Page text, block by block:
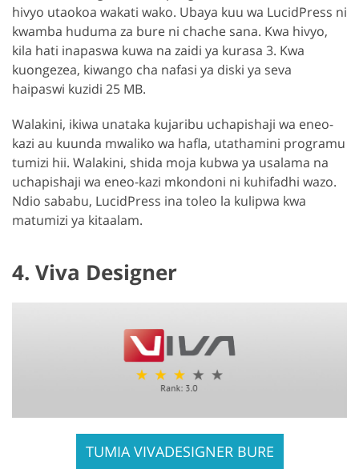
hivyo utaokoa wakati wako. Ubaya kuu wa LucidPress ni
kwamba huduma za bure ni chache sana. Kwa hivyo,
kila hati inapaswa kuwa na zaidi ya kurasa 3. Kwa
kuongezea, kiwango cha nafasi ya diski ya seva
haipaswi kuzidi 25 MB.
Walakini, ikiwa unataka kujaribu uchapishaji wa eneo-
kazi au kuunda mwaliko wa hafla, utathamini programu
tumizi hii. Walakini, shida moja kubwa ya usalama na
uchapishaji wa eneo-kazi mkondoni ni kuhifadhi wazo.
Ndio sababu, LucidPress ina toleo la kulipwa kwa
matumizi ya kitaalam.
4. Viva Designer
TUMIA VIVADESIGNER BURE